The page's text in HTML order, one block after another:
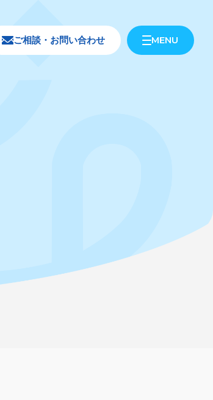
ご相談・お問い合わせ MENU